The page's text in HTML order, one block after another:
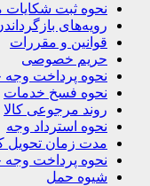
نحوه ثبت
رویه‌های
قوانین و مقررات
حریم خصوصی
نحوه پرداخت وجه
نحوه فسخ خدمات
روند مرجوعی کالا
نحوه استرداد وجه
مدت زمان تحویل
نحوه پرداخت وجه
شیوه حمل